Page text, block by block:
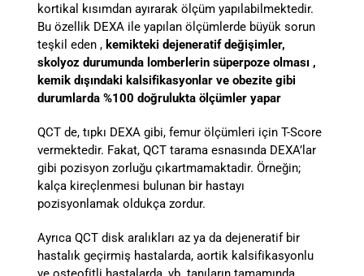
kortikal kısımdan ayırarak ölçüm yapılabilmektedir.
Bu özellik DEXA ile yapılan ölçümlerde büyük sorun
teşkil eden , kemikteki dejeneratif değişimler,
skolyoz durumunda lomberlerin süperpoze olması ,
kemik dışındaki kalsifikasyonlar ve obezite gibi
durumlarda %100 doğrulukta ölçümler yapar
QCT de, tıpkı DEXA gibi, femur ölçümleri için T-Score
vermektedir. Fakat, QCT tarama esnasında DEXA’lar
gibi pozisyon zorluğu çıkartmamaktadir. Örneğin;
kalça kireçlenmesi bulunan bir hastayı
pozisyonlamak oldukça zordur.
Ayrıca QCT disk aralıkları az ya da dejeneratif bir
hastalık geçirmiş hastalarda, aortik kalsifikasyonlu